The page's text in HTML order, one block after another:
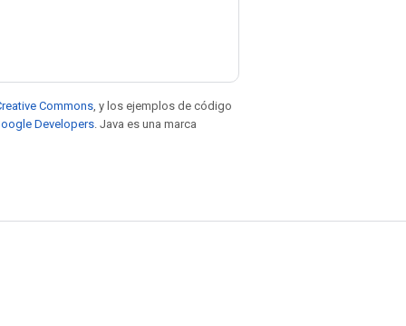
Commons , y los ejemplos de código
Developers . Java es una marca